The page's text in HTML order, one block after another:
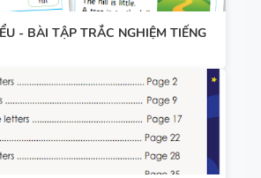
- BÀI TẬP TRẮC NGHIỆM TIẾNG